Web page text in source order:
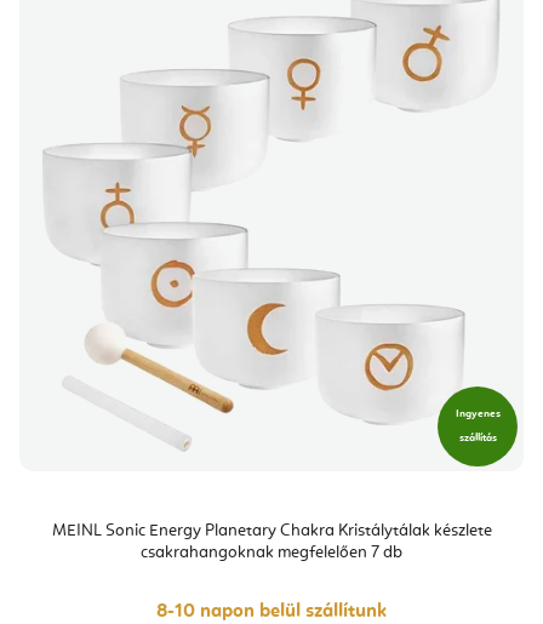
Ingyenes
szállítás
MEINL Sonic Energy Planetary Chakra Kristálytálak készlete
csakrahangoknak megfelelően 7 db
8-10 napon belül szállítunk